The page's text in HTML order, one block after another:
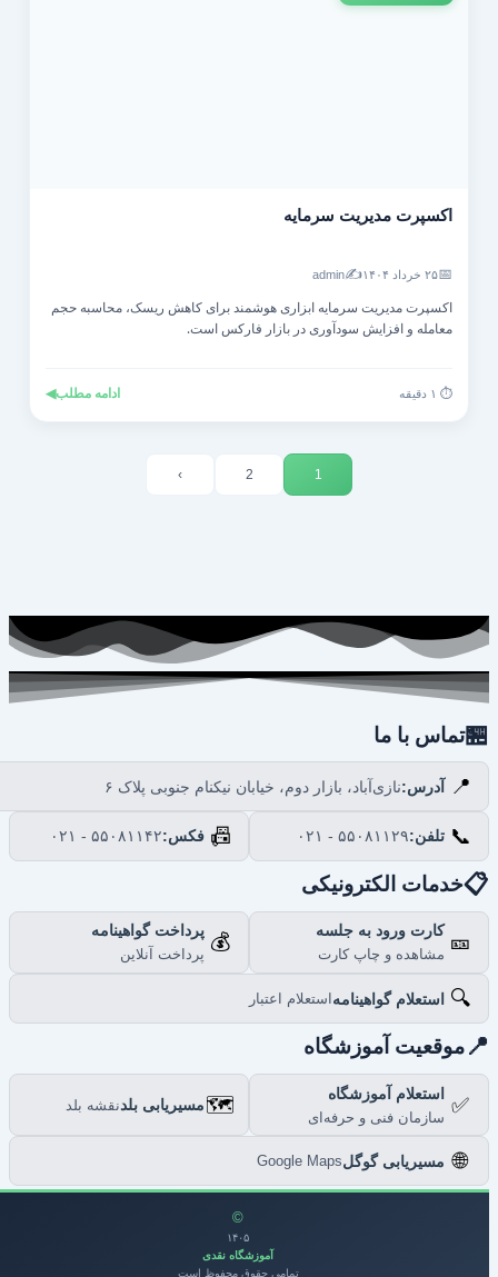
اکسپرت مدیریت سرمایه
۲۵ خرداد ۱۴۰۴ ✍️
admin
اکسپرت مدیریت سرمایه ابزاری هوشمند برای کاهش ریسک، محاسبه حجم
معامله و افزایش سودآوری در بازار فارکس است.
ادامه مطلب◀
تماس با ما
📍 آدرس:نازی‌آباد، بازار دوم، خیابان نیکنام جنوبی پلاک ۶
📞 تلفن:۰۲۱ - ۵۵۰۸۱۱۲۹ 📠 فکس:۰۲۱ - ۵۵۰۸۱۱۴۲
خدمات الکترونیکی
🎫 کارت ورود به جلسه
مشاهده و چاپ کارت
💰 پرداخت گواهینامه
پرداخت آنلاین
🔍 استعلام گواهینامهاستعلام اعتبار
موقعیت آموزشگاه
✅ استعلام آموزشگاه
سازمان فنی و حرفه‌ای
🗺️مسیریابی بلدنقشه بلد
مسیریابی گوگلGoogle Maps
۱۴۰۵
آموزشگاه نقدی
تمامی حقوق محفوظ است